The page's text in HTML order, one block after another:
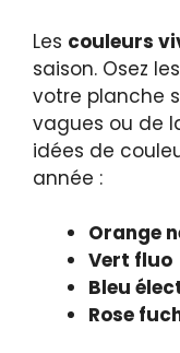
Les couleurs
saison. Osez
votre planche
vagues ou de
idées de
année :
Orange
Vert fluo
Bleu
Rose